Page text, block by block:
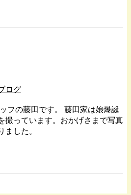
ログ
フの藤田です。 藤田家は娘爆誕
撮っています。おかげさまで写真
ました。